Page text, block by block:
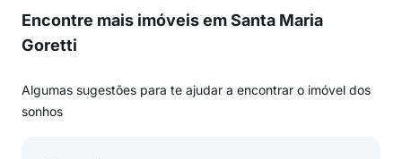
Encontre mais imóveis em Santa Maria
Goretti
Algumas sugestões para te ajudar a encontrar o imóvel dos
sonhos